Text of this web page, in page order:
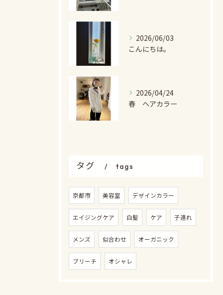
2026/06/03
こんにちは。
2026/04/24
春 ヘアカラー
タグ tags
京都市 美容室 デザインカラー
エイジングケア 白髪 ケア 子連れ
メンズ 似合わせ オーガニック
ブリーチ オシャレ